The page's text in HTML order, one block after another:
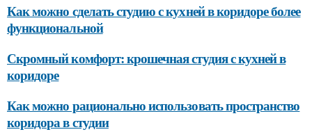
Как можно сделать студию с кухней в коридоре более
функциональной
Скромный комфорт: крошечная студия с кухней в
коридоре
Как можно рационально использовать пространство
коридора в студии